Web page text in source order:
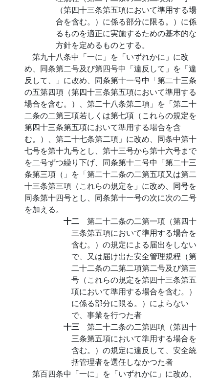
（第四十三条第五項において準用する場
合を含む。）に係る部分に限る。）に係
るものを適正に実施するための基本的な
方針を定めるものとする。
第九十八条中「一に」を「いずれかに」に改
め、同条第二号及び第四号中「違反して」を「違
反して、」に改め、同条第十一号中「第二十三条
の五第四項（第四十三条第五項において準用する
場合を含む。）、第二十八条第二項」を「第二十
二条の二第三項若しくは第七項（これらの規定を
第四十三条第五項において準用する場合を含
む。）、第二十七条第二項」に改め、同条中第十
七号を第十九号とし、第十三号から第十六号まで
を二号ずつ繰り下げ、同条第十二号中「第二十三
条第三項（」を「第二十二条の二第五項又は第二
十三条第三項（これらの規定を」に改め、同号を
同条第十四号とし、同条第十一号の次に次の二号
を加える。
十二 第二十二条の二第一項（第四十
三条第五項において準用する場合を
含む。）の規定による届出をしない
で、又は届け出た安全管理規程（第
二十二条の二第二項第二号及び第三
号（これらの規定を第四十三条第五
項において準用する場合を含む。）
に係る部分に限る。）によらない
で、事業を行つた者
十三 第二十二条の二第四項（第四十
三条第五項において準用する場合を
含む。）の規定に違反して、安全統
括管理者を選任しなかつた者
第百四条中「一に」を「いずれかに」に改め、